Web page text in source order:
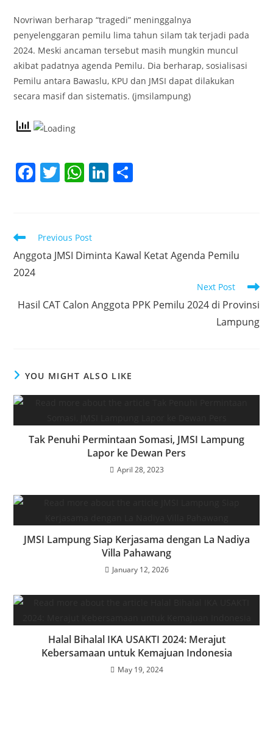
Novriwan berharap “tragedi” meninggalnya
penyelenggaran pemilu lima tahun silam tak terjadi pada
2024. Meski ancaman tersebut masih mungkin muncul
akibat padatnya agenda Pemilu. Dia berharap, sosialisasi
Pemilu antara Bawaslu, KPU dan JMSI dapat dilakukan
secara masif dan sistematis. (jmsilampung)
F
e
b
o
k
T
er
W
s
A
Li
dI
Read
articles
Previous Post
Anggota JMSI Diminta Kawal Ketat Agenda Pemilu
2024
Next Post
Hasil CAT Calon Anggota PPK Pemilu 2024 di Provinsi
Lampung
YOU MIGHT ALSO LIKE
Tak Penuhi Permintaan Somasi, JMSI Lampung
Lapor ke Dewan Pers
April 28, 2023
‎JMSI Lampung Siap Kerjasama dengan La Nadiya
Villa Pahawang
January 12, 2026
Halal Bihalal IKA USAKTI 2024: Merajut
Kebersamaan untuk Kemajuan Indonesia
May 19, 2024